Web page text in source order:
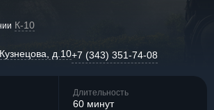
К-10
д.10+7 (343) 351-74-08
Длительность
60 минут